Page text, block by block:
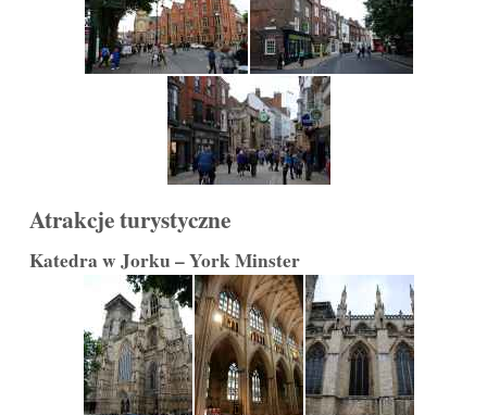
Atrakcje turystyczne
Katedra w Jorku – York Minster